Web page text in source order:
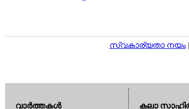
സ്വകാര്യതാ നയം|
വാര്‍ത്തകള്‍ കലാ